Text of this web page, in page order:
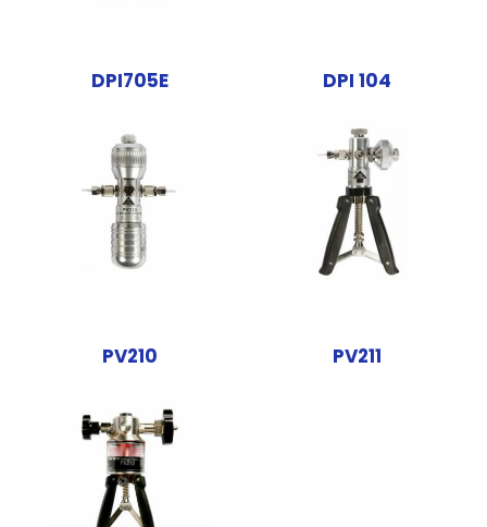
DPI705E DPI 104
PV210 PV211